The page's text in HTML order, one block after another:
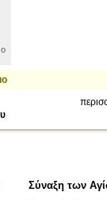
Σύναξη των